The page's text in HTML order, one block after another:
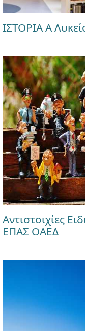
ΙΣΤΟΡΙΑ Α
Αντιστοιχίες
ΕΠΑΣ ΟΑΕΔ